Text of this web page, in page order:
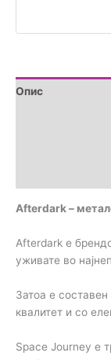
Опис
Afterdark –
Afterdark е
уживате во
Затоа е составен
квалитет и со
Space Journey е